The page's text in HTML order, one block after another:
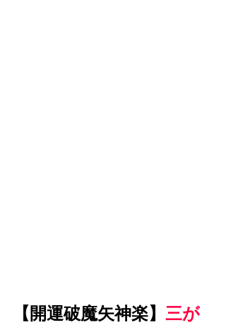
【開運破魔矢神楽】 三が